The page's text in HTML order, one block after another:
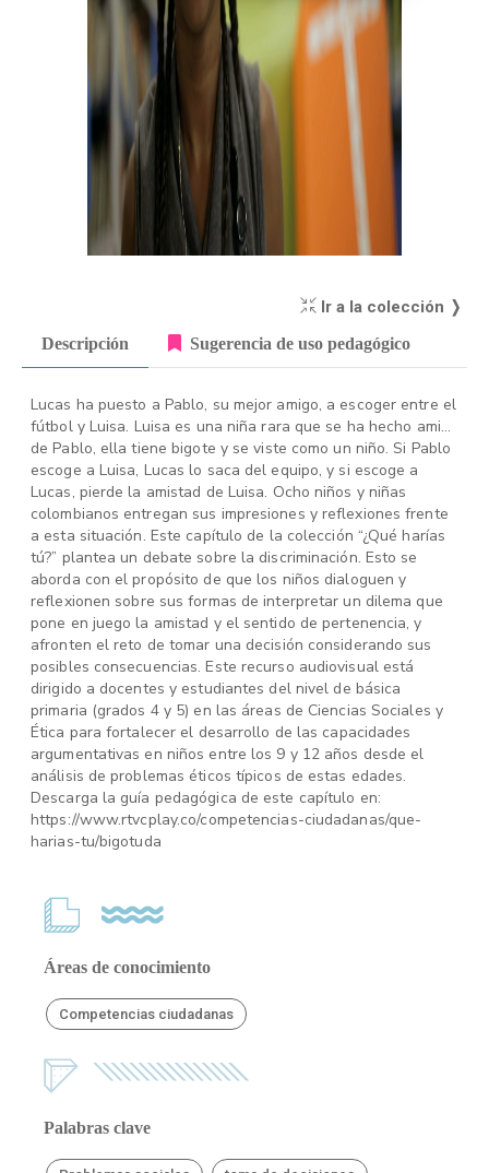
Ir a la colección ❭
Descripción Sugerencia de uso pedagógico
Lucas ha puesto a Pablo, su mejor amigo, a escoger entre el
fútbol y Luisa. Luisa es una niña rara que se ha hecho amiga
de Pablo, ella tiene bigote y se viste como un niño. Si Pablo
escoge a Luisa, Lucas lo saca del equipo, y si escoge a
Lucas, pierde la amistad de Luisa. Ocho niños y niñas
colombianos entregan sus impresiones y reflexiones frente
a esta situación. Este capítulo de la colección “¿Qué harías
tú?” plantea un debate sobre la discriminación. Esto se
aborda con el propósito de que los niños dialoguen y
reflexionen sobre sus formas de interpretar un dilema que
pone en juego la amistad y el sentido de pertenencia, y
afronten el reto de tomar una decisión considerando sus
posibles consecuencias. Este recurso audiovisual está
dirigido a docentes y estudiantes del nivel de básica
primaria (grados 4 y 5) en las áreas de Ciencias Sociales y
Ética para fortalecer el desarrollo de las capacidades
argumentativas en niños entre los 9 y 12 años desde el
análisis de problemas éticos típicos de estas edades.
Descarga la guía pedagógica de este capítulo en:
https://www.rtvcplay.co/competencias-ciudadanas/que-
harias-tu/bigotuda
Áreas de conocimiento
Competencias ciudadanas
Palabras clave